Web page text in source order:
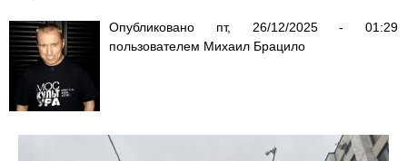
Опубликовано пт, 26/12/2025 - 01:29
пользователем Михаил Брацило